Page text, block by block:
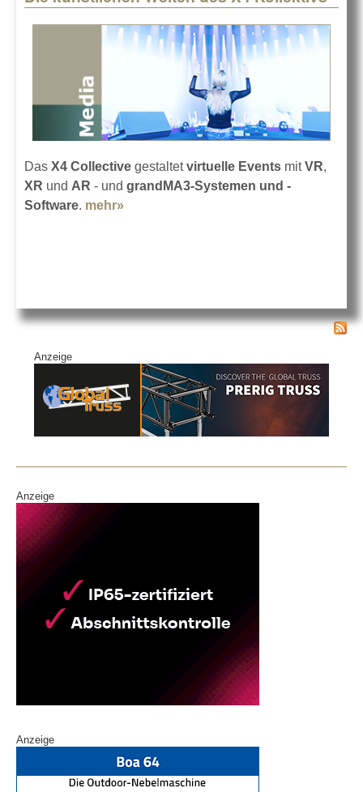
Das X4 Collective gestaltetvirtuelle Events mitVR,
XR und AR - und grandMA3-Systemen und -
Software. mehr»
Anzeige
Anzeige
Anzeige